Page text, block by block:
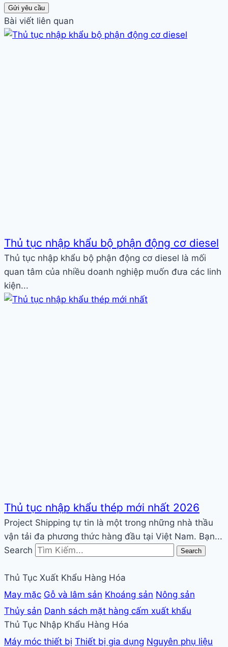
Gửi yêu cầu
Bài viết liên quan
Thủ tục nhập khẩu bộ phận động cơ diesel
Thủ tục nhập khẩu bộ phận động cơ diesel là mối
quan tâm của nhiều doanh nghiệp muốn đưa các linh
kiện...
Thủ tục nhập khẩu thép mới nhất 2026
Project Shipping tự tin là một trong những nhà thầu
vận tải đa phương thức hàng đầu tại Việt Nam. Bạn...
Search
Search
Thủ Tục Xuất Khẩu Hàng Hóa
May mặc Gỗ và lâm sản Khoáng sản Nông sản
Thủy sản Danh sách mặt hàng cấm xuất khẩu
Thủ Tục Nhập Khẩu Hàng Hóa
Máy móc thiết bị Thiết bị gia dụng Nguyên phụ liệu